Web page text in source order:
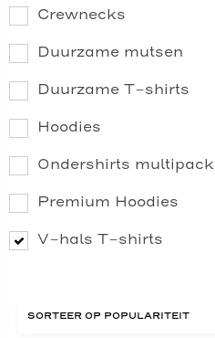
Crewnecks
Duurzame mutsen
Duurzame T-shirts
Hoodies
Ondershirts multipack
Premium Hoodies
V-hals T-shirts